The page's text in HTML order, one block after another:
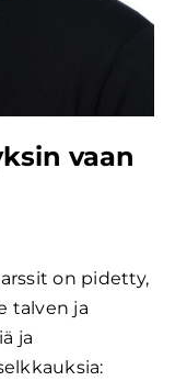
vaan
on pidetty,
talven ja
ja